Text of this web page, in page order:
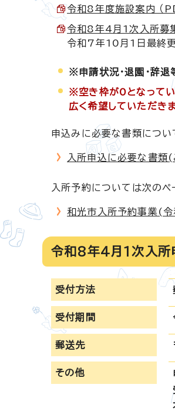
令和8年度施設案内 （
令和8年4月1次入所募
令和7年10月1日最終
※申請状況・退園・辞退
※空き枠が0となってい
広く希望していただき
申込みに必要な書類につい
入所申込に必要な書
入所予約については次のペ
和光市入所予約事業(
令和8年4月1次入所
受付方法
受付期間
郵送先
その他